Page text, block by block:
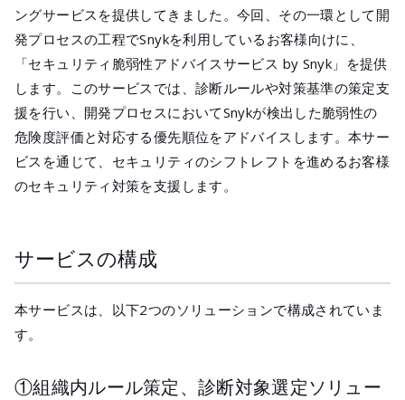
ングサービスを提供してきました。今回、その一環として開
発プロセスの工程でSnykを利用しているお客様向けに、
「セキュリティ脆弱性アドバイスサービス by Snyk」を提供
します。このサービスでは、診断ルールや対策基準の策定支
援を行い、開発プロセスにおいてSnykが検出した脆弱性の
危険度評価と対応する優先順位をアドバイスします。本サー
ビスを通じて、セキュリティのシフトレフトを進めるお客様
のセキュリティ対策を支援します。
サービスの構成
本サービスは、以下2つのソリューションで構成されていま
す。
①組織内ルール策定、診断対象選定ソリュー